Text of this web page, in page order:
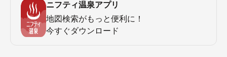
ニフティ温泉アプリ
地図検索がもっと便利に！
今すぐダウンロード